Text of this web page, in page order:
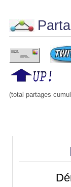
(total partages